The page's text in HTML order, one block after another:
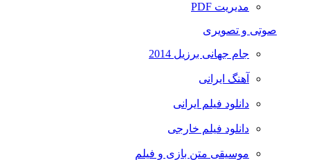
مدیریت PDF
صوتی و تصویری
جام جهانی برزیل 2014
آهنگ ایرانی
دانلود فیلم ایرانی
دانلود فیلم خارجی
موسیقی متن بازی و فیلم